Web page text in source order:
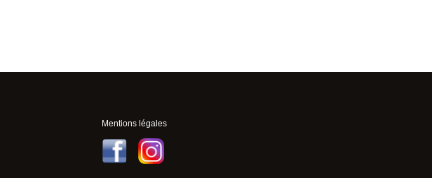
Mentions légales